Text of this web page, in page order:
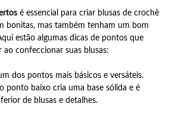
é essencial para criar blusas de crochê
bonitas, mas também tenham um bom
estão algumas dicas de pontos que
ao confeccionar suas blusas:
dos pontos mais básicos e versáteis.
ponto baixo cria uma base sólida e é
de blusas e detalhes.